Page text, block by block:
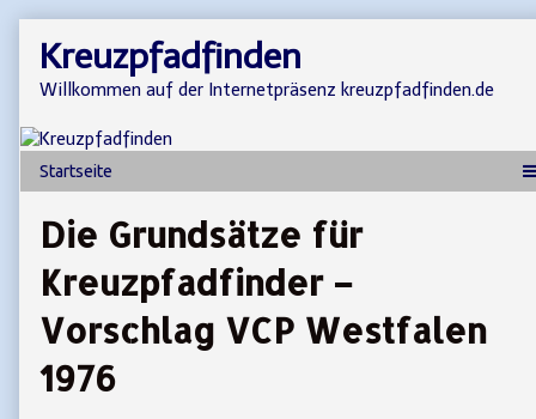
content
Kreuzpfadfinden
Willkommen auf der Internetpräsenz kreuzpfadfinden.de
Die Grundsätze für
Kreuzpfadfinder –
Vorschlag VCP Westfalen
1976